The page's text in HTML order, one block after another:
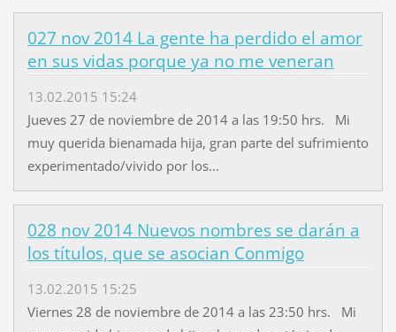
027 nov 2014 La gente ha perdido el amor
en sus vidas porque ya no me veneran
13.02.2015 15:24
Jueves 27 de noviembre de 2014 a las 19:50 hrs. Mi
muy querida bienamada hija, gran parte del sufrimiento
experimentado/vivido por los...
028 nov 2014 Nuevos nombres se darán a
los títulos, que se asocian Conmigo
13.02.2015 15:25
Viernes 28 de noviembre de 2014 a las 23:50 hrs. Mi